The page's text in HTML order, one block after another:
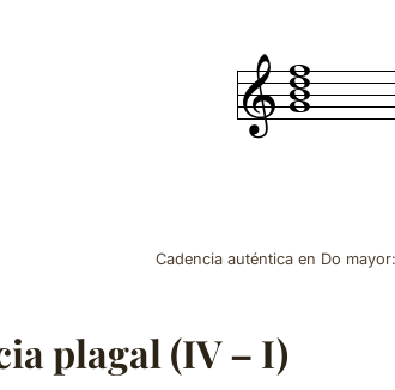
Cadencia auténtica en Do
plagal (IV – I)